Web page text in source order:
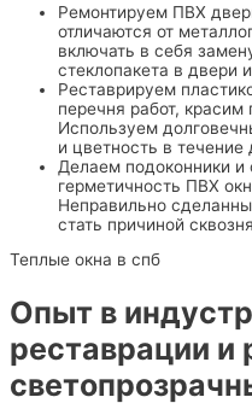
Ремонтируем ПВХ
отличаются от
включать в себя
стеклопакета в двери
Реставрируем
перечня работ,
Используем
и цветность в течение
Делаем подоконники и
герметичность ПВХ
Неправильно
стать причиной
Теплые окна в спб
Опыт в
реставрации и